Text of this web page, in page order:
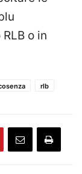
o in
rlb